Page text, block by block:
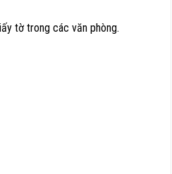
tờ trong các văn phòng.